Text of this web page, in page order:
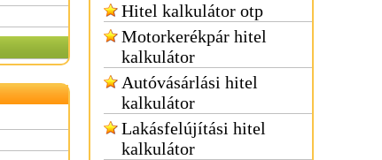
Hitel kalkulátor otp
Motorkerékpár hitel
kalkulátor
Autóvásárlási hitel
kalkulátor
Lakásfelújítási hitel
kalkulátor